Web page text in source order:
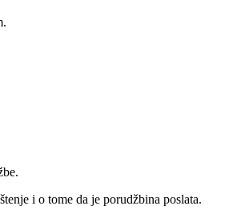
i o tome da je porudžbina poslata.